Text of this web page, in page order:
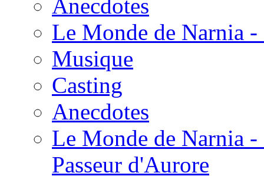
Anecdotes
Le Monde de Narnia
Musique
Casting
Anecdotes
Le Monde de Narnia
Passeur d'Aurore